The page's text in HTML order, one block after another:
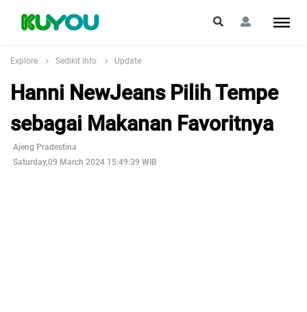
Explore Sedikit Info Update
Hanni NewJeans Pilih Tempe
sebagai Makanan Favoritnya
Ajeng Pradestina
Saturday,09 March 2024 15:49:39 WIB